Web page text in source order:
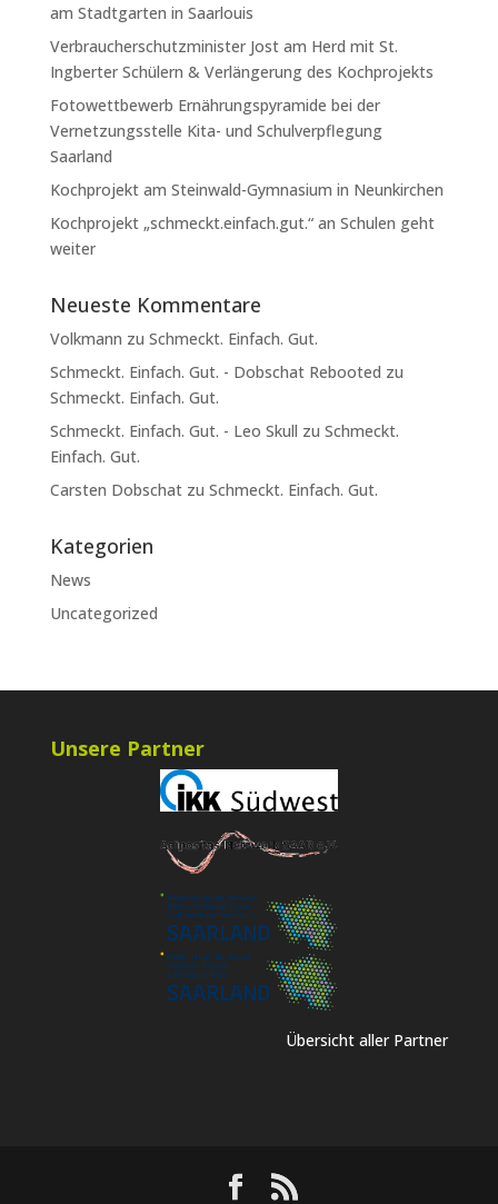
am Stadtgarten in Saarlouis
Verbraucherschutzminister Jost am Herd mit St.
Ingberter Schülern & Verlängerung des Kochprojekts
Fotowettbewerb Ernährungspyramide bei der
Vernetzungsstelle Kita- und Schulverpflegung
Saarland
Kochprojekt am Steinwald-Gymnasium in Neunkirchen
Kochprojekt „schmeckt.einfach.gut.“ an Schulen geht
weiter
Neueste Kommentare
Volkmann zu Schmeckt. Einfach. Gut.
Schmeckt. Einfach. Gut. - Dobschat Rebooted zu
Schmeckt. Einfach. Gut.
Schmeckt. Einfach. Gut. - Leo Skull zu Schmeckt.
Einfach. Gut.
Carsten Dobschatzu Schmeckt. Einfach. Gut.
Kategorien
News
Uncategorized
Unsere Partner
Übersicht aller Partner